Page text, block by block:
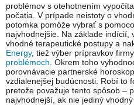
problémov s otehotnením
počatia. V prípade neistoty o
potomka pomôže vybrať s
najvhodnejšie. Na základe indícií,
vhodné terapeutické postupy a
Energy, tiež výber prípravkov
problémoch . Okrem toho
porovnávacie partnerské
vzdialenejšej budúcnosti. Robí to
pretože považuje tento spôsob –
najvhodnejší, ak nie jediný